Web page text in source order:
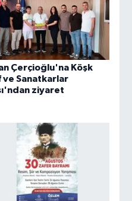
Çerçioğlu'na Köşk
ve Sanatkarlar
ziyaret